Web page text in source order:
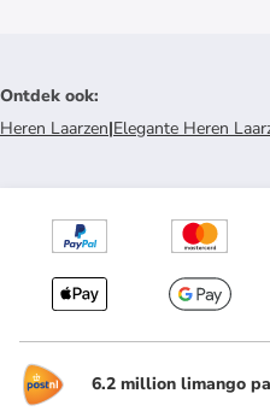
Ontdek ook:
Heren Laarzen|Elegante Heren
6.2 million limango